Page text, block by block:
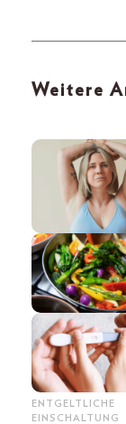
Weitere
ENTGELTLICHE
EINSCHALTUNG